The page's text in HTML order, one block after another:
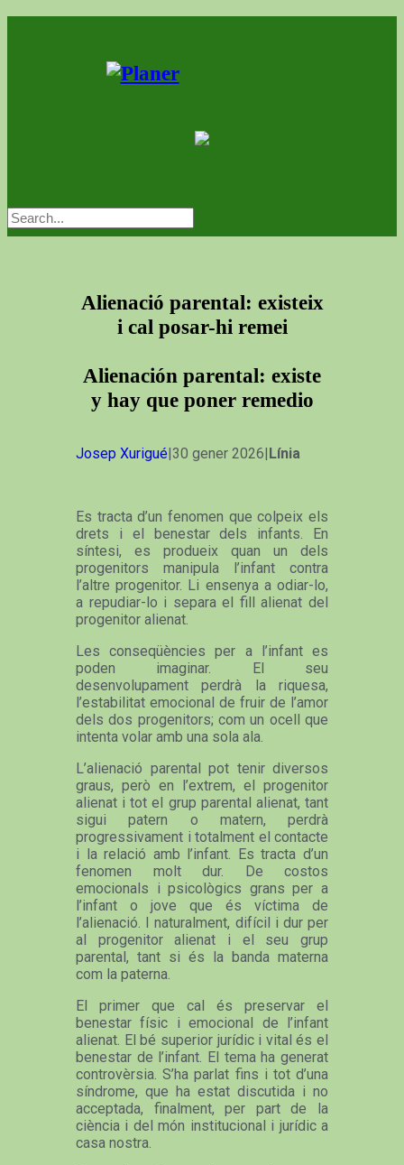
Alienació parental: existeix
i cal posar-hi remei
Alienación parental: existe
y hay que poner remedio
Josep Xurigué|30 gener 2026|Línia
Es tracta d’un fenomen que colpeix els
drets i el benestar dels infants. En
síntesi, es produeix quan un dels
progenitors manipula l’infant contra
l’altre progenitor. Li ensenya a odiar-lo,
a repudiar-lo i separa el fill alienat del
progenitor alienat.
Les conseqüències per a l’infant es
poden imaginar. El seu
desenvolupament perdrà la riquesa,
l’estabilitat emocional de fruir de l’amor
dels dos progenitors; com un ocell que
intenta volar amb una sola ala.
L’alienació parental pot tenir diversos
graus, però en l’extrem, el progenitor
alienat i tot el grup parental alienat, tant
sigui patern o matern, perdrà
progressivament i totalment el contacte
i la relació amb l’infant. Es tracta d’un
fenomen molt dur. De costos
emocionals i psicològics grans per a
l’infant o jove que és víctima de
l’alienació. I naturalment, difícil i dur per
al progenitor alienat i el seu grup
parental, tant si és la banda materna
com la paterna.
El primer que cal és preservar el
benestar físic i emocional de l’infant
alienat. El bé superior jurídic i vital és el
benestar de l’infant. El tema ha generat
controvèrsia. S’ha parlat fins i tot d’una
síndrome, que ha estat discutida i no
acceptada, finalment, per part de la
ciència i del món institucional i jurídic a
casa nostra.